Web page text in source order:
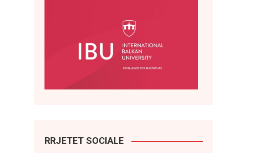
RRJETET SOCIALE